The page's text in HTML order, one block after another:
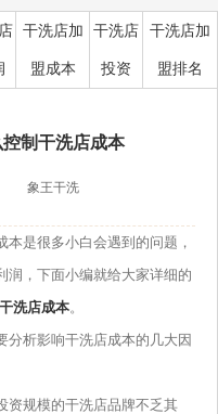
干洗店加
盟成本
干洗店
投资
干洗店加
盟排名
制干洗店成本
象王干洗
是很多小白会遇到的问题，
润，下面小编就给大家详细的
干洗店成本。
析影响干洗店成本的几大因
规模的干洗店品牌不乏其